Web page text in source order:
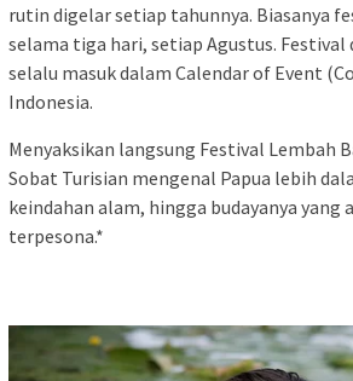
rutin digelar setiap tahunnya. Biasanya
selama tiga hari, setiap Agustus. Festival
selalu masuk dalam Calendar of Event
Indonesia.
Menyaksikan langsung Festival Lembah
Sobat Turisian mengenal Papua lebih
keindahan alam, hingga budayanya yang
terpesona.*